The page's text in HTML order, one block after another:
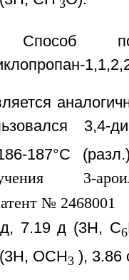
3
3,4-
187°C
7.19 д (3H, С6
(3H, ОСН3 ), 3.86